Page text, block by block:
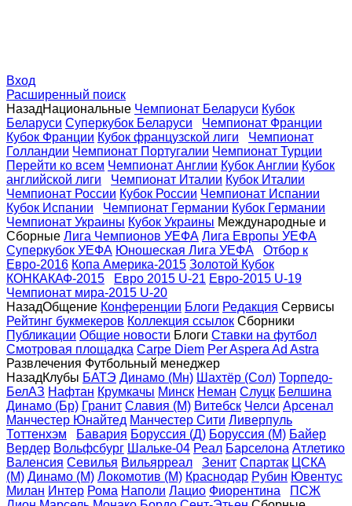
Вход
Расширенный поиск
НазадНациональные Чемпионат Беларуси Кубок
Беларуси Суперкубок Беларуси
Чемпионат Франции
Кубок Франции Кубок французской лиги
Чемпионат
Голландии Чемпионат Португалии Чемпионат Турции
Перейти ко всем Чемпионат Англии Кубок Англии Кубок
английской лиги
Чемпионат Италии Кубок Италии
Чемпионат России Кубок России Чемпионат Испании
Кубок Испании
Чемпионат Германии Кубок Германии
Чемпионат Украины Кубок Украины Международные и
Сборные Лига Чемпионов УЕФА Лига Eвропы УЕФА
Суперкубок УЕФА Юношеская Лига УЕФА
Отбор к
Евро-2016 Копа Америка-2015 Золотой Кубок
КОНКАКАФ-2015
Евро 2015 U-21 Евро-2015 U-19
Чемпионат мира-2015 U-20
НазадОбщение Конференции Блоги Редакция Сервисы
Рейтинг букмекеров Коллекция ссылок Сборники
Публикации Общие новости Блоги Ставки на футбол
Смотровая площадка Carpe Diem Per Aspera Ad Astra
Развлечения Футбольный менеджер
НазадКлубы БАТЭ Динамо (Мн) Шахтёр (Сол) Торпедо-
БелАЗ Нафтан Крумкачы Минск Неман Слуцк Белшина
Динамо (Бр) Гранит Славия (М) Витебск Челси Арсенал
Манчестер Юнайтед Манчестер Сити Ливерпуль
Тоттенхэм
Бавария Боруссия (Д) Боруссия (М) Байер
Вердер Вольфсбург Шальке-04 Реал Барселона Атлетико
Валенсия Севилья Вильярреал Зенит Спартак ЦСКА
(М) Динамо (М) Локомотив (М) Краснодар Рубин Ювентус
Милан Интер Рома Наполи Лацио Фиорентина
ПСЖ